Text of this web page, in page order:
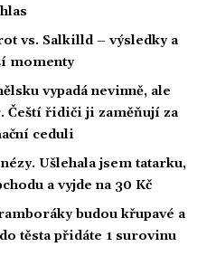
hlas
vs. Salkilld – výsledky a
momenty
vypadá nevinně, ale
Čeští řidiči ji zaměňují za
ceduli
Ušlehala jsem tatarku,
a vyjde na 30 Kč
budou křupavé a
těsta přidáte 1 surovinu